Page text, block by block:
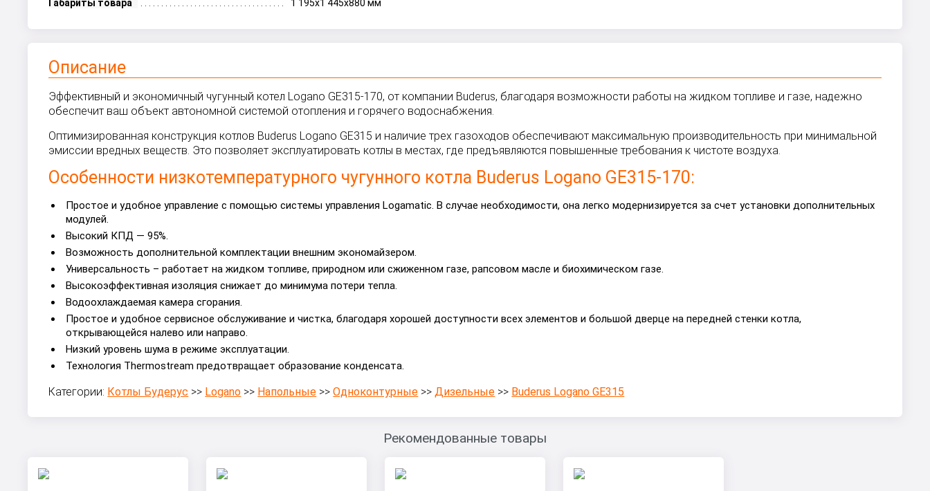
Габариты товара 1 195x1 445x880 мм
Описание
Эффективный и экономичный чугунный котел Logano GE315-170, от компании Buderus, благодаря возможности работы на жидком топливе и газе, надежно
обеспечит ваш объект автономной системой отопления и горячего водоснабжения.
Оптимизированная конструкция котлов Buderus Logano GE315 и наличие трех газоходов обеспечивают максимальную производительность при минимальной
эмиссии вредных веществ. Это позволяет эксплуатировать котлы в местах, где предъявляются повышенные требования к чистоте воздуха.
Особенности низкотемпературного чугунного котла Buderus Logano GE315-170:
Простое и удобное управление с помощью системы управления Logamatic. В случае необходимости, она легко модернизируется за счет установки дополнительных
модулей.
Высокий КПД — 95%.
Возможность дополнительной комплектации внешним экономайзером.
Универсальность – работает на жидком топливе, природном или сжиженном газе, рапсовом масле и биохимическом газе.
Высокоэффективная изоляция снижает до минимума потери тепла.
Водоохлаждаемая камера сгорания.
Простое и удобное сервисное обслуживание и чистка, благодаря хорошей доступности всех элементов и большой дверце на передней стенки котла,
открывающейся налево или направо.
Низкий уровень шума в режиме эксплуатации.
Технология Thermostream предотвращает образование конденсата.
Категории: Котлы Будерус >> Logano >> Напольные >>Одноконтурные >>Дизельные >> Buderus Logano GE315
Рекомендованные товары